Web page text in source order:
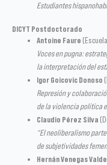
Estudiantes
DICYT Postdoctorado
Antoine Faure
Voces en pugna:
la interpretación del
Igor Goicovic Donoso
Represión y
de la violencia política
Claudio Pérez Silva
“El neoliberalismo
de subjetividades
Hernán Venegas